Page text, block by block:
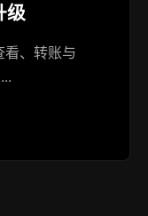
级
看、转账与